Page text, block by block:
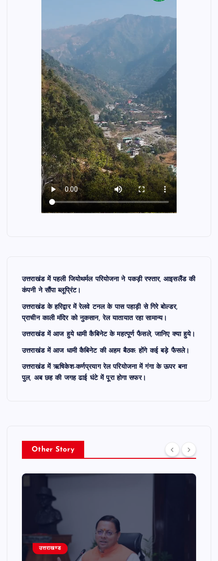
उत्तराखंड में पहली जियोथर्मल परियोजना ने पकड़ी रफ्तार, आइसलैंड की
कंपनी ने सौंपा ब्लूप्रिंट।
उत्तराखंड के हरिद्वार में रेलवे टनल के पास पहाड़ी से गिरे बोल्डर,
प्राचीन काली मंदिर को नुकसान, रेल यातायात रहा सामान्य।
उत्तराखंड में आज हुये धामी कैबिनेट के महत्पूर्ण फैसले, जानिए क्या हुये।
उत्तराखंड में आज धामी कैबिनेट की अहम बैठक: होंगे कई बड़े फैसले।
उत्तराखंड में ऋषिकेश-कर्णप्रयाग रेल परियोजना में गंगा के ऊपर बना
पुल, अब छह की जगह ढाई घंटे में पूरा होगा सफर।
Other Story
उत्तराखण्ड